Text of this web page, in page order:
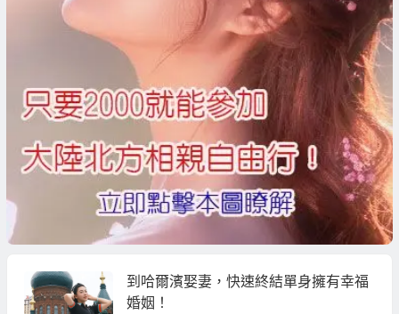
到哈爾濱娶妻，快速終結單身擁有幸福
婚姻！